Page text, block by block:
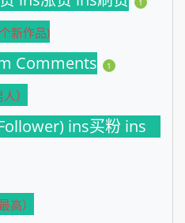
1
新作品)
Comments 1
）
ins买粉 ins
高）